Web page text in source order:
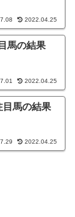
2022.04.25
馬の結果
2022.04.25
馬の結果
2022.04.25